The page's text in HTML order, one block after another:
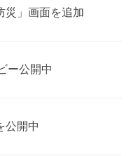
災」画面を追加
ー公開中
公開中